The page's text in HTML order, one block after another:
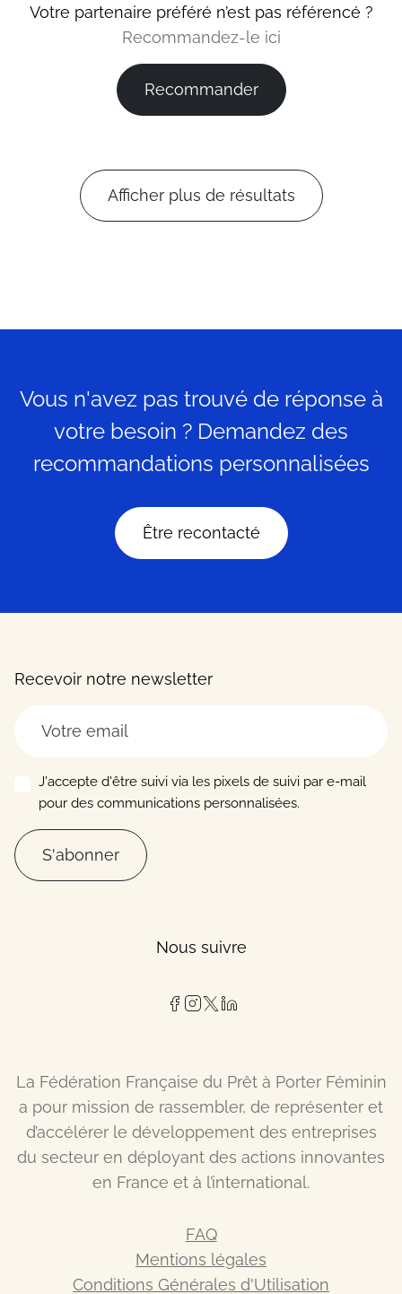
Votre partenaire préféré n’est pas référencé ?
Recommandez-le ici
Recommander
Afficher plus de résultats
Vous n'avez pas trouvé de réponse à
votre besoin ? Demandez des
recommandations personnalisées
Être recontacté
Recevoir notre newsletter
J'accepte d'être suivi via les pixels de suivi par e-mail
pour des communications personnalisées.
S'abonner
Nous suivre
La Fédération Française du Prêt à Porter Féminin
a pour mission de rassembler, de représenter et
d’accélérer le développement des entreprises
du secteur en déployant des actions innovantes
en France et à l’international.
FAQ
Mentions légales
Conditions Générales d'Utilisation